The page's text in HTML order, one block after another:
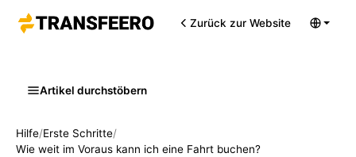
Zurück zur Website
Artikel durchstöbern
Hilfe/Erste Schritte/
Wie weit im Voraus kann ich eine Fahrt buchen?